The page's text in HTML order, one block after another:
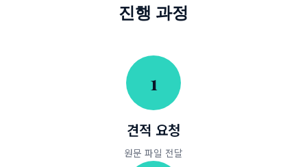
진행 과정
1
견적 요청
원문 파일 전달